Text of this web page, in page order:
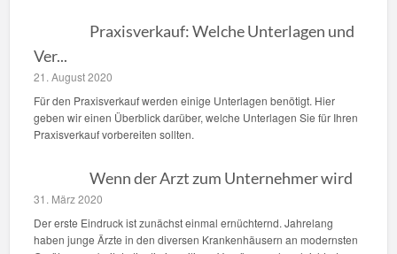
Praxisverkauf: Welche Unterlagen und
Ver...
21. August 2020
Für den Praxisverkauf werden einige Unterlagen benötigt. Hier
geben wir einen Überblick darüber, welche Unterlagen Sie für Ihren
Praxisverkauf vorbereiten sollten.
Wenn der Arzt zum Unternehmer wird
31. März 2020
Der erste Eindruck ist zunächst einmal ernüchternd. Jahrelang
haben junge Ärzte in den diversen Krankenhäusern an modernsten